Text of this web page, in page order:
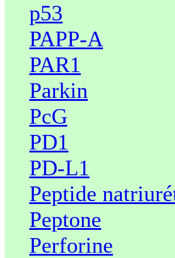
p53
PAPP-A
PAR1
Parkin
PcG
PD1
PD-L1
Peptide
Peptone
Perforine